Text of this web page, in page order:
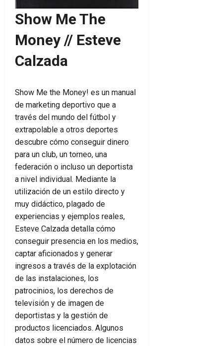
Show Me The
Money // Esteve
Calzada
Show Me the Money! es un manual
de marketing deportivo que a
través del mundo del fútbol y
extrapolable a otros deportes
descubre cómo conseguir dinero
para un club, un torneo, una
federación o incluso un deportista
a nivel individual. Mediante la
utilización de un estilo directo y
muy didáctico, plagado de
experiencias y ejemplos reales,
Esteve Calzada detalla cómo
conseguir presencia en los medios,
captar aficionados y generar
ingresos a través de la explotación
de las instalaciones, los
patrocinios, los derechos de
televisión y de imagen de
deportistas y la gestión de
productos licenciados. Algunos
datos sobre el número de licencias